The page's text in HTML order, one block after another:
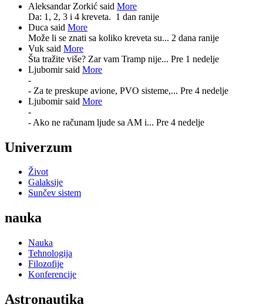
Aleksandar Zorkić said More
Da: 1, 2, 3 i 4 kreveta. 1 dan ranije
Duca said More
Može li se znati sa koliko kreveta su... 2 dana ranije
Vuk said More
Šta tražite više? Zar vam Tramp nije... Pre 1 nedelje
Ljubomir said More
-
- Za te preskupe avione, PVO sisteme,... Pre 4 nedelje
Ljubomir said More
-
- Ako ne računam ljude sa AM i... Pre 4 nedelje
Univerzum
Život
Galaksije
Sunčev sistem
nauka
Nauka
Tehnologija
Filozofije
Konferencije
Astronautika